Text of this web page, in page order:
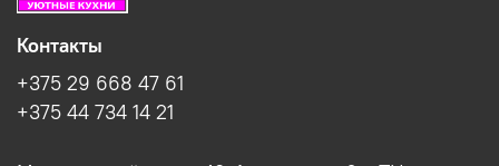
Контакты
+375 29 668 47 61
+375 44 734 14 21